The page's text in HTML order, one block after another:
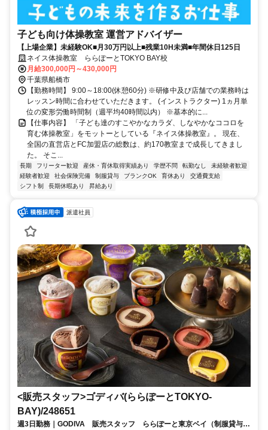
子ども向け体操教室 運営アドバイザー
【上場企業】未経験OK■月30万円以上■残業10H未満■年間休日125日
ネイス体操教室 ららぽーとTOKYO BAY校
月給300,000円～430,000円
千葉県船橋市
【勤務時間】 9:00～18:00(休憩60分) ※研修中及び店舗での業務時は
レッスン時間に合わせていただきます。 (インストラクター) 1ヵ月単
位の変形労働時間制（週平均40時間以内） ※基本的に...
【仕事内容】 「子ども達のすこやかなカラダ、しなやかなココロを
育む体操教室」をモットーとしている『ネイス体操教室』。 現在、
全国の直営店とFC加盟店の総数は、約170教室まで成長してきまし
た。 そこ...
長期 フリーター歓迎 産休・育休取得実績あり 学歴不問 転勤なし
未経験者歓迎
経験者歓迎
社会保険完備 制服貸与 ブランクOK 育休あり
交通費支給
シフト制
長期休暇あり 昇給あり
派遣社員
<販売スタッフ>ゴディバ(ららぽーとTOKYO-
BAY)/248651
週3日勤務｜GODIVA 販売スタッフ ららぽーと東京ベイ（制服貸与・